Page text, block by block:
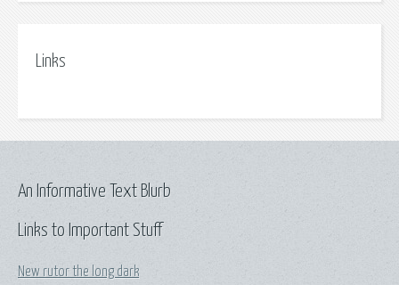
Links
Links to Important Stuff
New rutor the long dark
An Informative Text Blurb